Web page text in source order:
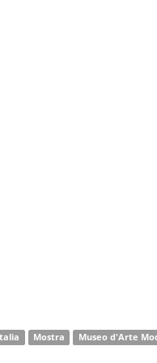
Mostra
Museo d'Arte